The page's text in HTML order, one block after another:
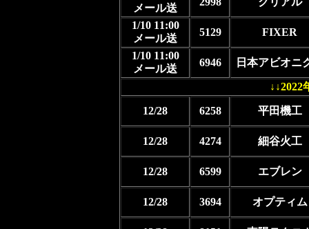
メール送
1/10 11:00
メール送
5129
FIXER
1/10 11:00
メール送
6946 日本アビオニ
↓↓2022
12/28 6258 平田機工
12/28 4274 細谷火工
12/28 6599 エブレン
12/28 3694 オプティム